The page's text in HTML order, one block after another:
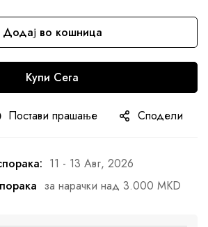
Додај во кошница
Купи Сега
Постави прашање Сподели
11 - 13 Авг, 2026
за нарачки над 3.000 MKD